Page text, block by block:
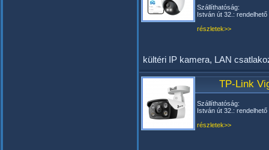
Szállíthatóság:
István út 32.: rendelhető
részletek>>
kültéri IP kamera, LAN
TP-Link
Szállíthatóság:
István út 32.: rendelhető
részletek>>